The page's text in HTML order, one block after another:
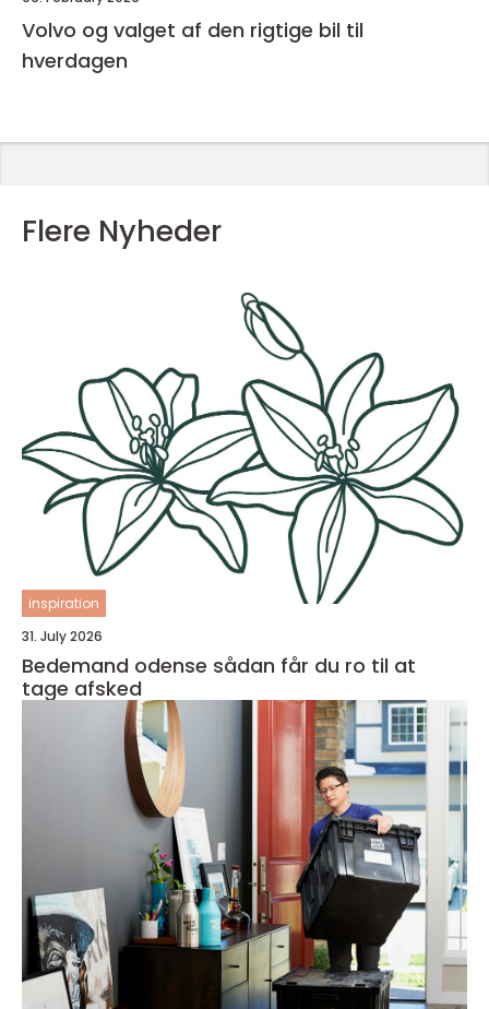
Volvo og valget af den rigtige bil til
hverdagen
Flere Nyheder
inspiration
31. July 2026
Bedemand odense sådan får du ro til at
tage afsked